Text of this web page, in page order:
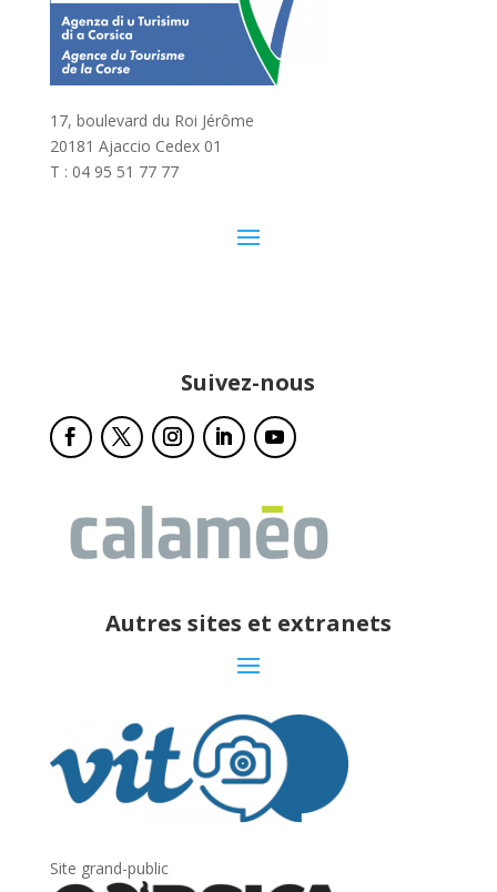
17, boulevard du Roi Jérôme
20181 Ajaccio Cedex 01
T : 04 95 51 77 77
Suivez-nous
Autres sites et extranets
Site grand-public